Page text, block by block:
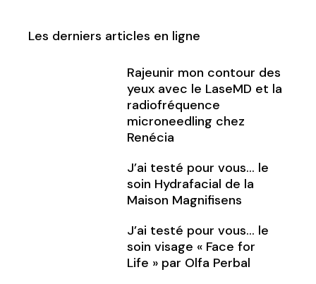
Les derniers articles en ligne
Rajeunir mon contour des
yeux avec le LaseMD et la
radiofréquence
microneedling chez
Renécia
J’ai testé pour vous… le
soin Hydrafacial de la
Maison Magnifisens
J’ai testé pour vous… le
soin visage « Face for
Life » par Olfa Perbal